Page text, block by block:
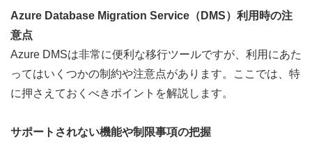
Azure Database Migration Service（DMS）利用時の注
意点
Azure DMSは非常に便利な移行ツールですが、利用にあた
ってはいくつかの制約や注意点があります。ここでは、特
に押さえておくべきポイントを解説します。
サポートされない機能や制限事項の把握